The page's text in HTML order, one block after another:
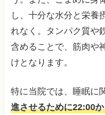
し、十分な水分と栄養
れなく。タンパク質や
含めることで、筋肉や
けとなります。
特に当院では、睡眠に
進させるために22:00